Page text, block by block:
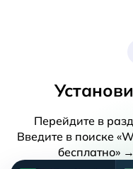
Перейдите в
Введите в поиске
бесплатно»